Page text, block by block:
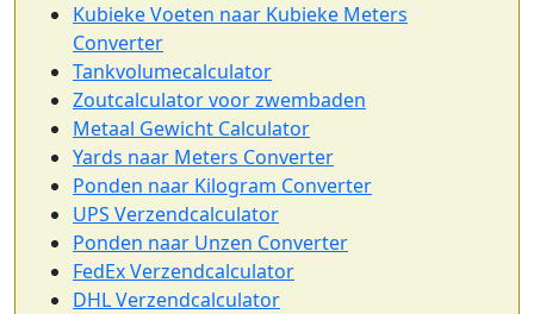
Kubieke Voeten naar Kubieke Meters
Converter
Tankvolumecalculator
Zoutcalculator voor zwembaden
Metaal Gewicht Calculator
Yards naar Meters Converter
Ponden naar Kilogram Converter
UPS Verzendcalculator
Ponden naar Unzen Converter
FedEx Verzendcalculator
DHL Verzendcalculator